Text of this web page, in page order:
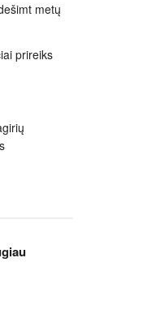
metų
prireiks